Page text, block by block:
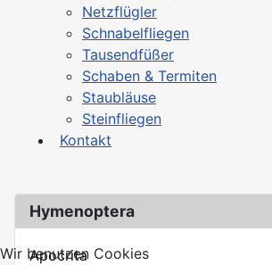
Netzflügler
Schnabelfliegen
Tausendfüßer
Schaben & Termiten
Staubläuse
Steinfliegen
Kontakt
Hymenoptera
Apocrita
Wir benutzen Cookies